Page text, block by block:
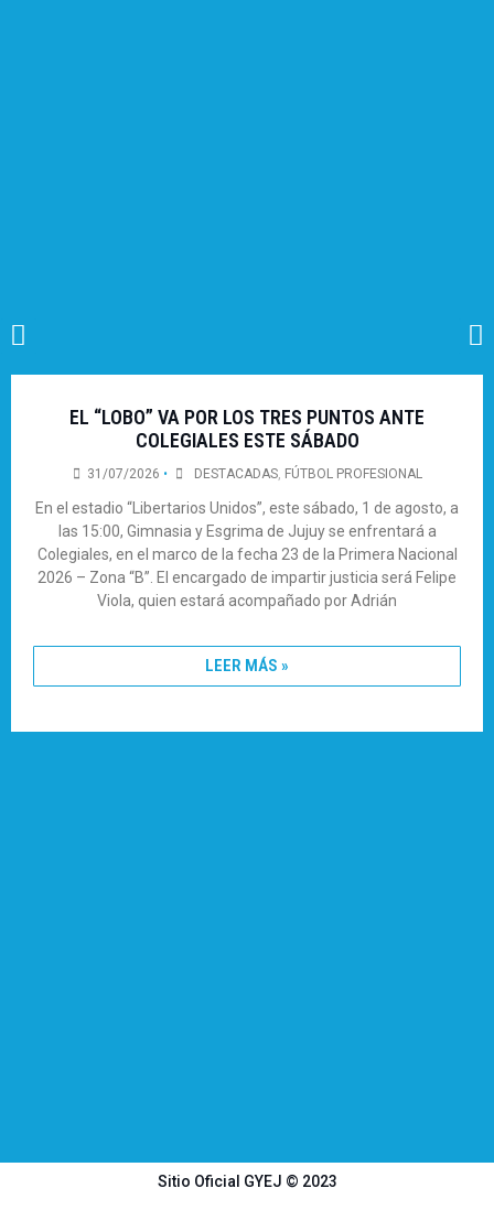
EL “LOBO” VA POR LOS TRES PUNTOS ANTE
COLEGIALES ESTE SÁBADO
31/07/2026 • DESTACADAS, FÚTBOL PROFESIONAL
En el estadio “Libertarios Unidos”, este sábado, 1 de agosto, a
las 15:00, Gimnasia y Esgrima de Jujuy se enfrentará a
Colegiales, en el marco de la fecha 23 de la Primera Nacional
2026 – Zona “B”. El encargado de impartir justicia será Felipe
Viola, quien estará acompañado por Adrián
LEER MÁS »
Sitio Oficial GYEJ © 2023